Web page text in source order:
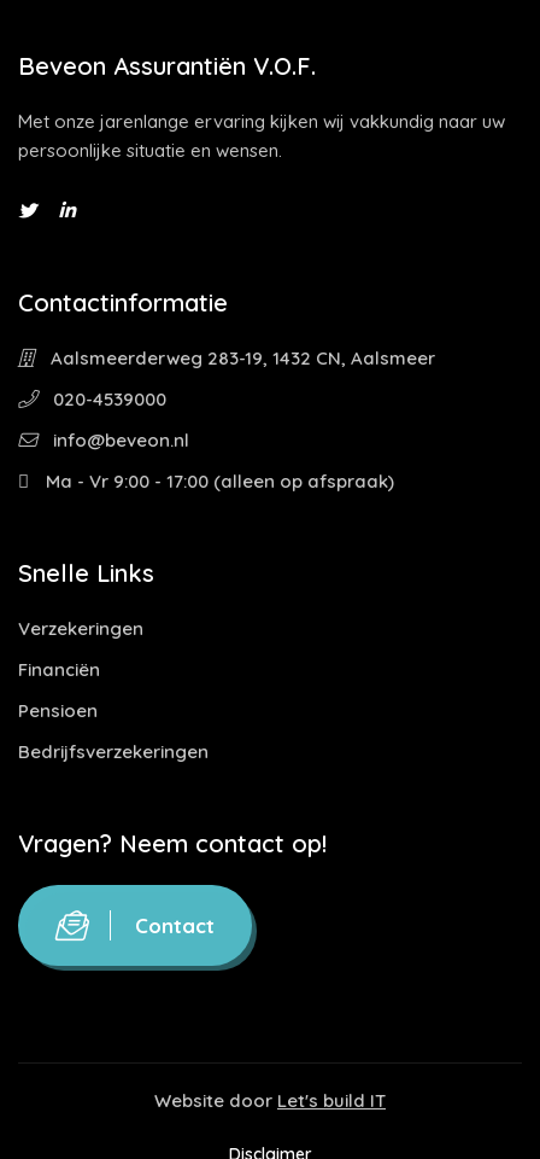
Beveon Assurantiën V.O.F.
Met onze jarenlange ervaring kijken wij vakkundig naar uw
persoonlijke situatie en wensen.
Contactinformatie
Aalsmeerderweg 283-19, 1432 CN, Aalsmeer
020-4539000
info@beveon.nl
Ma - Vr 9:00 - 17:00 (alleen op afspraak)
Snelle Links
Verzekeringen
Financiën
Pensioen
Bedrijfsverzekeringen
Vragen? Neem contact op!
Contact
Website door Let's build IT
Disclaimer